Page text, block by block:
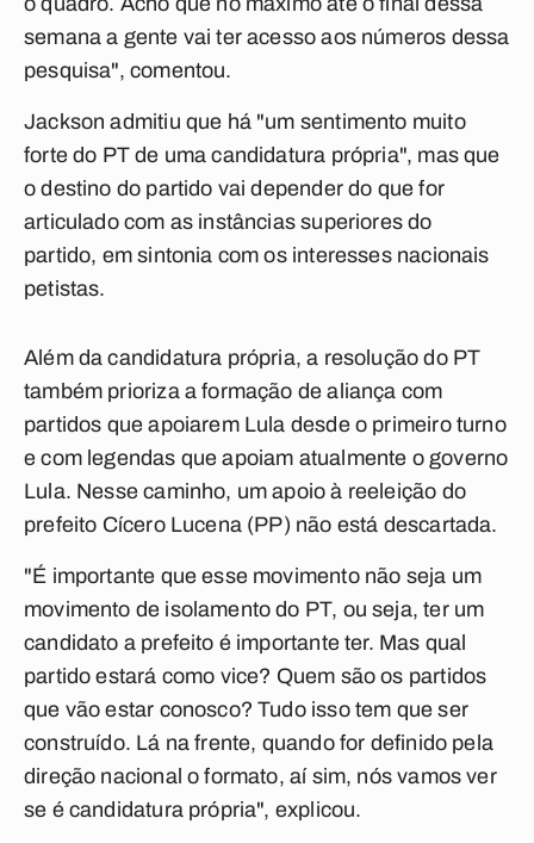
semana a gente vai ter acesso aos números dessa
pesquisa", comentou.
Jackson admitiu que há "um sentimento muito
forte do PT de uma candidatura própria", mas que
o destino do partido vai depender do que for
articulado com as instâncias superiores do
partido, em sintonia com os interesses nacionais
petistas.
Além da candidatura própria, a resolução do PT
também prioriza a formação de aliança com
partidos que apoiarem Lula desde o primeiro turno
e com legendas que apoiam atualmente o governo
Lula. Nesse caminho, um apoio à reeleição do
prefeito Cícero Lucena (PP) não está descartada.
"É importante que esse movimento não seja um
movimento de isolamento do PT, ou seja, ter um
candidato a prefeito é importante ter. Mas qual
partido estará como vice? Quem são os partidos
que vão estar conosco? Tudo isso tem que ser
construído. Lá na frente, quando for definido pela
direção nacional o formato, aí sim, nós vamos ver
se é candidatura própria", explicou.